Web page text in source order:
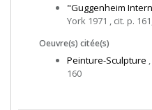
"Guggenheim
York 1971 , cit. p.
Oeuvre(s) citée(s)
Peinture-Sculpture
160